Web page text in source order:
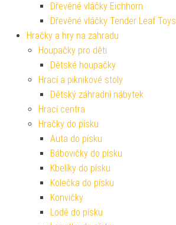
Dřevěné vláčky Eichhorn
Dřevěné vláčky Tender Leaf Toys
Hračky a hry na zahradu
Houpačky pro děti
Dětské houpačky
Hrací a piknikové stoly
Dětský záhradní nábytek
Hrací centra
Hračky do písku
Auta do písku
Bábovičky do písku
Kbelíky do písku
Kolečka do písku
Konvičky
Lodě do písku